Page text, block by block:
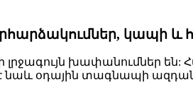
կապի և
խափանումներ
է նաև օդային տագնապի